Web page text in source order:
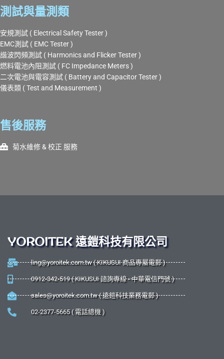
測試與量測類
安規測試 ( Electrical Safety Tester )
EMC測試 ( EMC Tester )
諧波閃頻測試 ( Harmonics and Flicker Tester )
燃料電池內阻測試 ( FC Impedance Meters )
二次電池與電容測試 ( Battery and Capacitor Tester )
儀表類 ( Test and Measurement )
售後服務
菊水維修 & 校正 服務
YOROITEK 遠鎧科技有限公司
ling@yoroitek.com.tw ( KIKUSUI 商品專屬電郵 )
0912-342-519 ( KIKUSUI 諮詢專線 - 中華電信門號 )
sales@yoroitek.com.tw ( 遠鎧科技業務電郵 )
02-2377-5665 ( 電話總機 )